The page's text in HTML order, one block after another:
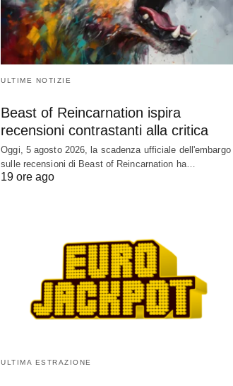
ULTIME NOTIZIE
Beast of Reincarnation ispira
recensioni contrastanti alla critica
Oggi, 5 agosto 2026, la scadenza ufficiale dell'embargo
sulle recensioni di Beast of Reincarnation ha…
19 ore ago
ULTIMA ESTRAZIONE